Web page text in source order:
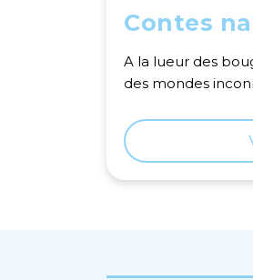
Contes
A la lueur des
des mondes